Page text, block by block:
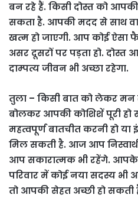
बन रहे हैं. किसी दोस्त को
सकता है. आपकी मदद से साथ
खत्म हो जाएगी. आप कोई
असर दूसरों पर पड़ता हो.
दाम्पत्य जीवन भी अच्छा रहेगा.
तुला – किसी बात को लेकर मन
बोलकर आपकी कोशिशें पूरी हो
महत्वपूर्ण बातचीत करनी हो
मिल सकती है. आज आप
आप सकारात्मक भी रहेंगे.
परिवार में कोई नया सदस्य
तो आपकी सेहत अच्छी हो सकती